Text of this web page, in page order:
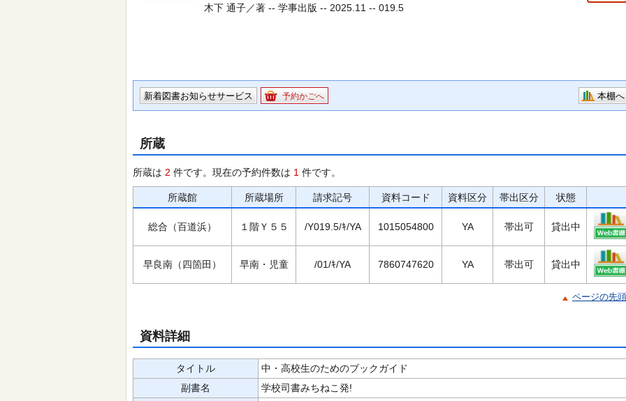
木下 通子／著 -- 学事出版 -- 2025.11 -- 019.5
新着図書お知らせサービス 予約かごへ 本棚へ
所蔵
所蔵は 2 件です。現在の予約件数は 1 件です。
所蔵館 所蔵場所 請求記号 資料コード 資料区分 帯出区分 状態
総合（百道浜） １階Ｙ５５ /Y019.5/ｷ/YA 1015054800 YA 帯出可 貸出中
早良南（四箇田） 早南・児童 /01/ｷ/YA 7860747620 YA 帯出可 貸出中
ページの先
資料詳細
タイトル
中・高校生のためのブックガイド
副書名
学校司書みちねこ発!